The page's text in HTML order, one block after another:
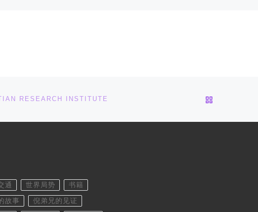
RESEARCH INSTITUTE
通 世界局势 书籍
故事 倪弟兄的见证